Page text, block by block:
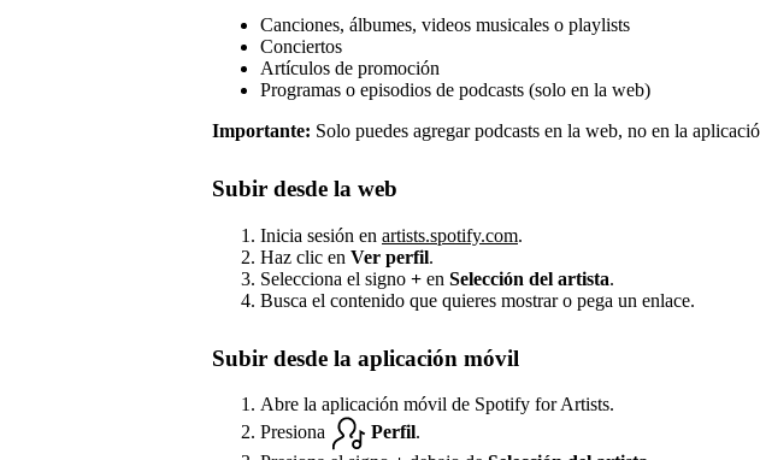
Canciones, álbumes, videos musicales o playlists
Conciertos
Artículos de promoción
Programas o episodios de podcasts (solo en la web)
Importante: Solo puedes agregar podcasts en la web, no en la
Subir desde la web
Inicia sesión en artists.spotify.com.
Haz clic en Ver perfil.
Selecciona el signo + en Selección del artista.
Busca el contenido que quieres mostrar o pega un enlace.
Subir desde la aplicación móvil
Abre la aplicación móvil de Spotify for Artists.
Presiona
Perfil.